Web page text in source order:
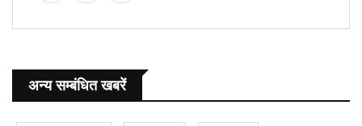
अन्य सम्बंधित खबरें